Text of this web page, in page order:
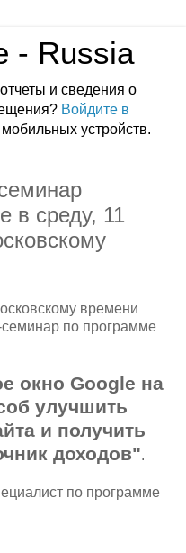
- Russia
и сведения о
Войдите в
устройств.
в среду, 11
времени
по программе
окно Google на
улучшить
и получить
доходов".
по программе